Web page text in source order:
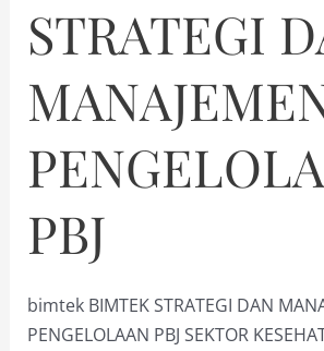
STRATEGI
PBJ
bimtek BIMTEK STRATEGI DAN
PENGELOLAAN PBJ SEKTOR